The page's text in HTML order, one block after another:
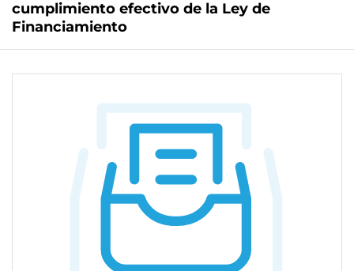
cumplimiento efectivo de la Ley de
Financiamiento